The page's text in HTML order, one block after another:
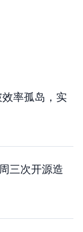
率孤岛，实
三次开源造